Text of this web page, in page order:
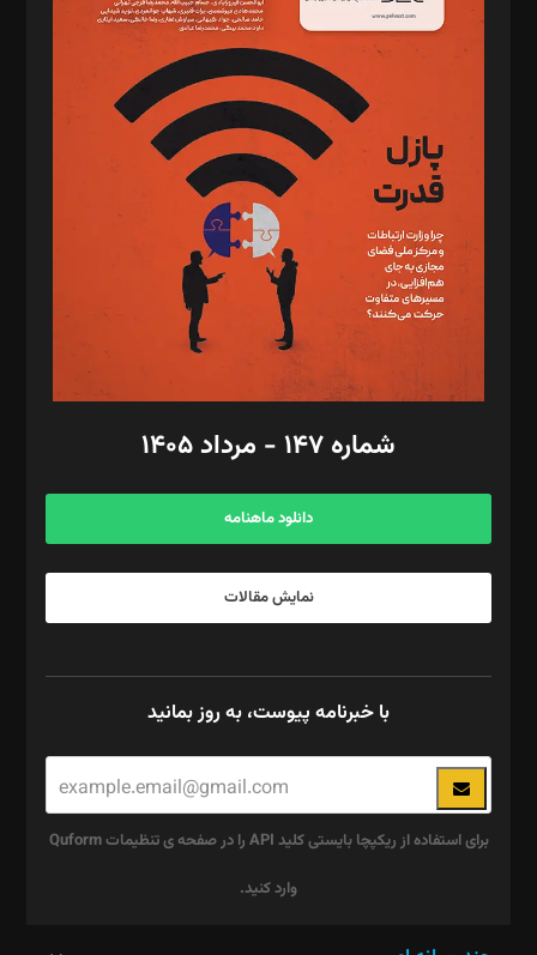
د‌بیر حقوق فناوری: حسام‌الدین ایپکچی
د‌بیر پیوست جهان: مینا پاکدل
د‌بیر تحریریه آنلاین: بابک نقاش
تحریریه‌: مجتبی محمود‌ی، آرش برهمند، یسنا امان‌پور، سروش کرمیان،
مصطفی مسجدی آرانی، ابوالفضل رجبی، زهرا فکرانه، فائزه فتحی
رستمی،مصطفی باستان
ویرایش: نگار استاد‌‌آقا
طراح یونیفرم: مجید توکلی
فیلمبرداری و عکاسی: امیر شفیعی، مانی لطفی زاده
گرافیک و صفحه‌آرایی: سید‌سبحان‌علی ثابت
مد‌یر توسعه تجاری: کامبیز برید‌
امور مالی: شاپور رهبری، محمد‌ کاظمی‌نیا
آگهی و مشترکین: ۰۹۱۹۹۹۹۰۴۵۴
شماره ۱۴۷ - مرداد ۱۴۰۵
دانلود ماهنامه
نمایش مقالات
با خبرنامه پیوست، به روز بمانید
برای استفاده از ریکپچا بایستی کلید API را در صفحه ی تنظیمات Quform
وارد کنید.